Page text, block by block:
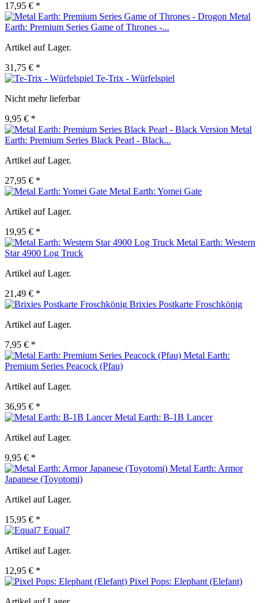
17,95 € *
Metal
Earth: Premium Series Game of Thrones -...
Artikel auf Lager.
31,75 € *
Te-Trix - Würfelspiel
Nicht mehr lieferbar
9,95 € *
Metal
Earth: Premium Series Black Pearl - Black...
Artikel auf Lager.
27,95 € *
Metal Earth: Yomei Gate
Artikel auf Lager.
19,95 € *
Metal Earth: Western
Star 4900 Log Truck
Artikel auf Lager.
21,49 € *
Brixies Postkarte Froschkönig
Artikel auf Lager.
7,95 € *
Metal Earth:
Premium Series Peacock (Pfau)
Artikel auf Lager.
36,95 € *
Metal Earth: B-1B Lancer
Artikel auf Lager.
9,95 € *
Metal Earth: Armor
Japanese (Toyotomi)
Artikel auf Lager.
15,95 € *
Equal7
Artikel auf Lager.
12,95 € *
Pixel Pops: Elephant (Elefant)